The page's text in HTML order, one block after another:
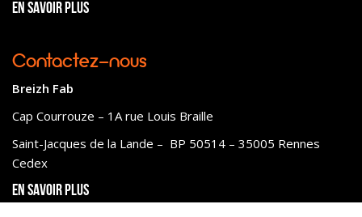
En savoir plus
Contactez-nous
Breizh Fab
Cap Courrouze – 1A rue Louis Braille
Saint-Jacques de la Lande – BP 50514 – 35005 Rennes
Cedex
En savoir plus